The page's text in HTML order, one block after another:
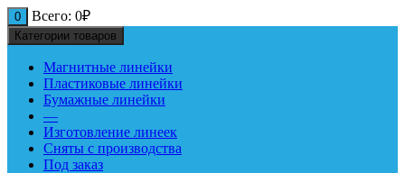
0 Всего: 0₽
Категории товаров
Магнитные линейки
Пластиковые линейки
Бумажные линейки
—
Изготовление линеек
Сняты с производства
Под заказ